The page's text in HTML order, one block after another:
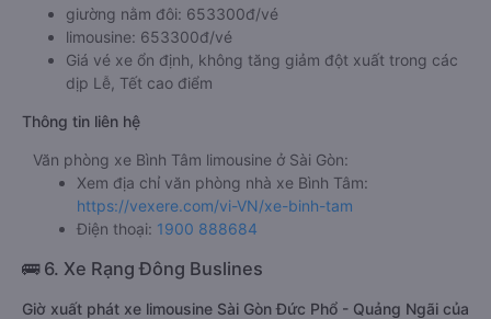
giường nằm đôi: 653300đ/vé
limousine: 653300đ/vé
Giá vé xe ổn định, không tăng giảm đột xuất trong các
dịp Lễ, Tết cao điểm
Thông tin liên hệ
Văn phòng xe Bình Tâm limousine ở Sài Gòn:
Xem địa chỉ văn phòng nhà xe Bình Tâm:
https://vexere.com/vi-VN/xe-binh-tam
Điện thoại: 1900 888684
🚌 6. Xe Rạng Đông Buslines
Giờ xuất phát xe limousine Sài Gòn Đức Phổ - Quảng Ngãi của